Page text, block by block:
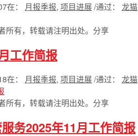
在： 月报季报, 项目进展/通过： 龙猫
有，转载请注明出处。 分享
工作简报
在： 月报季报, 项目进展/通过： 龙猫
有，转载请注明出处。 分享
务2025年11月工作简报